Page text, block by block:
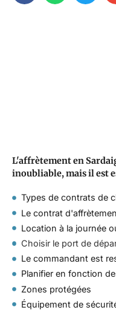
L'affrètement en
inoubliable, mais il est
Types de contrats de
Le contrat
Location à la journée
Choisir le port de
Le commandant est
Planifier en fonction
Zones protégées
Équipement de